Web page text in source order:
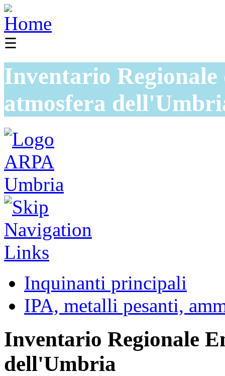
☰
Inventario
atmosfera
Inquinanti principali
IPA, metalli pesanti,
Inventario Regionale
dell'Umbria